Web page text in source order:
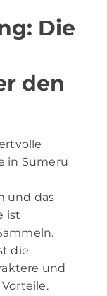
Die
den
in Sumeru
und das
ist
die
und